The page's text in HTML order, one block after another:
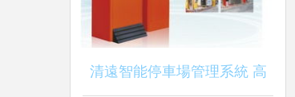
清遠智能停車場管理系統 高